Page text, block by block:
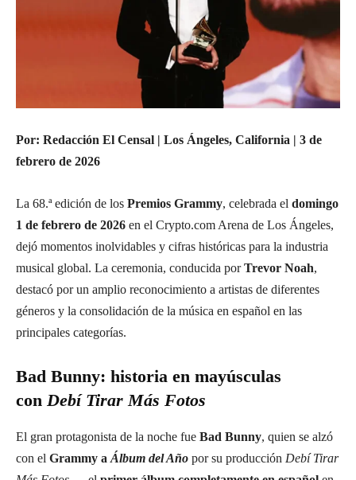
Por: Redacción El Censal | Los Ángeles, California | 3 de
febrero de 2026
La 68.ª edición de los Premios Grammy, celebrada el domingo
1 de febrero de 2026 en el Crypto.com Arena de Los Ángeles,
dejó momentos inolvidables y cifras históricas para la industria
musical global. La ceremonia, conducida porTrevor Noah,
destacó por un amplio reconocimiento a artistas de diferentes
géneros y la consolidación de la música en español en las
principales categorías.
Bad Bunny: historia en mayúsculas
con Debí Tirar Más Fotos
El gran protagonista de la noche fue Bad Bunny, quien se alzó
con el Grammy a Álbum del Año por su producción Debí Tirar